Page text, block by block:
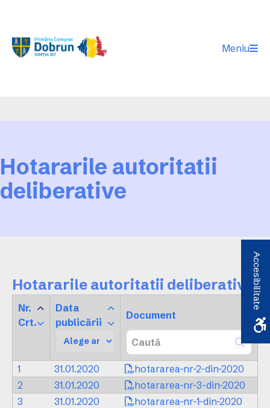
Meniu
Hotararile autoritatii
deliberative
Hotararile autoritatii deliberative
Nr.
Crt.
Data
publicării
Document
1 31.01.2020
hotararea-nr-2-din-2020
2
31.01.2020
hotararea-nr-3-din-2020
3
31.01.2020
hotararea-nr-1-din-2020
Accesibilitate